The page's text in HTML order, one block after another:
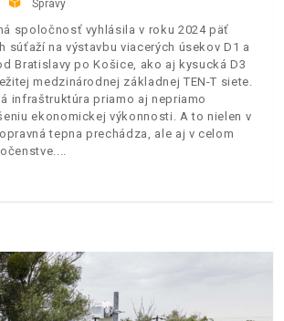
Správy
spoločnosť vyhlásila v roku 2024 päť
súťaží na výstavbu viacerých úsekov D1 a
Bratislavy po Košice, ako aj kysucká D3
medzinárodnej základnej TEN-T siete.
infraštruktúra priamo aj nepriamo
ekonomickej výkonnosti. A to nielen v
tepna prechádza, ale aj v celom